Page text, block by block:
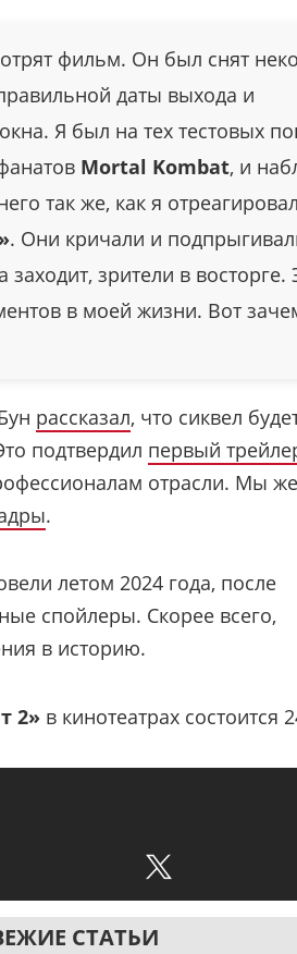
фильм. Он был снят
даты выхода и
Я был на тех тестовых
Mortal Kombat, и
так же, как я отреагировал
. Они кричали и
зрители в восторге.
в моей жизни. Вот
рассказал, что сиквел
подтвердил первый
отрасли. Мы
.
летом 2024 года, после
спойлеры. Скорее всего,
в историю.
2» в кинотеатрах состоится
СТАТЬИ